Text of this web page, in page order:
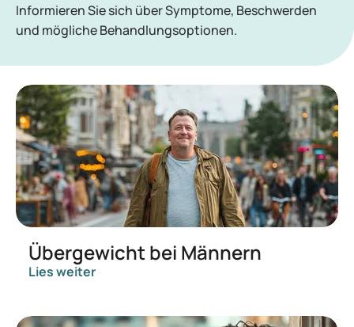
Informieren Sie sich über Symptome, Beschwerden
und mögliche Behandlungsoptionen.
Übergewicht bei Männern
Lies weiter